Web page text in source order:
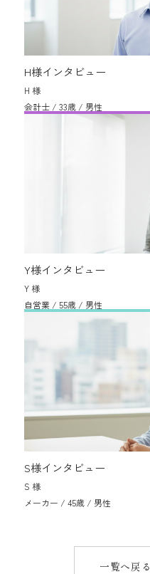
H様インタビュー
H 様
会計士 / 33歳 / 男性
Y様インタビュー
Y 様
自営業 / 55歳 / 男性
S様インタビュー
S 様
メーカー / 45歳 / 男性
一覧へ戻る